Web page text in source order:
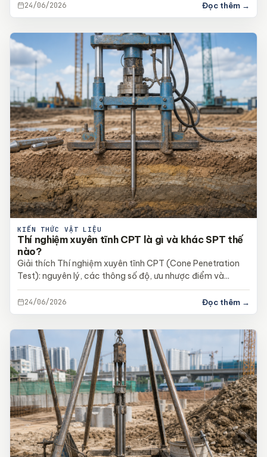
24/06/2026 Đọc thêm →
KIẾN THỨC VẬT LIỆU
Thí nghiệm xuyên tĩnh CPT là gì và khác SPT thế
nào?
Giải thích Thí nghiệm xuyên tĩnh CPT (Cone Penetration
Test): nguyên lý, các thông số độ, ưu nhược điểm và...
24/06/2026 Đọc thêm →